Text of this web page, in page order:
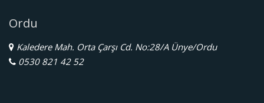
Ordu
Kaledere Mah. Orta Çarşı Cd. No:28/A Ünye/Ordu
0530 821 42 52